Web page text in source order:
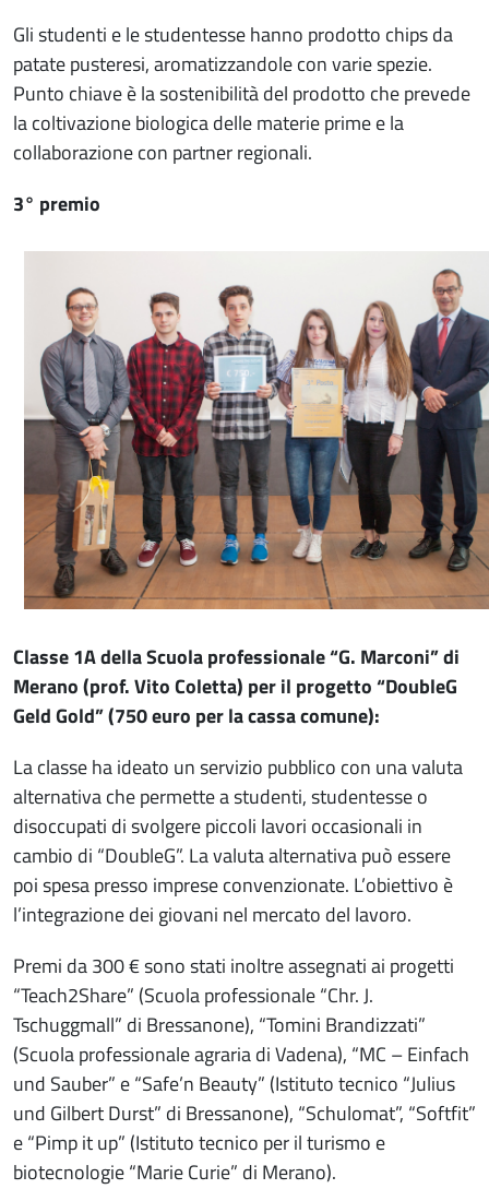
Gli studenti e le studentesse hanno prodotto chips da
patate pusteresi, aromatizzandole con varie spezie.
Punto chiave è la sostenibilità del prodotto che prevede
la coltivazione biologica delle materie prime e la
collaborazione con partner regionali.
3° premio
Classe 1A della Scuola professionale “G. Marconi” di
Merano (prof. Vito Coletta) per il progetto “DoubleG
Geld Gold” (750 euro per la cassa comune):
La classe ha ideato un servizio pubblico con una valuta
alternativa che permette a studenti, studentesse o
disoccupati di svolgere piccoli lavori occasionali in
cambio di “DoubleG”. La valuta alternativa può essere
poi spesapresso imprese convenzionate. L’obiettivo è
l’integrazione dei giovani nel mercato del lavoro.
Premi da 300 € sono stati inoltre assegnati ai progetti
“Teach2Share” (Scuola professionale “Chr. J.
Tschuggmall” di Bressanone), “Tomini Brandizzati”
(Scuola professionale agraria di Vadena), “MC – Einfach
und Sauber” e “Safe’n Beauty” (Istituto tecnico “Julius
und Gilbert Durst” di Bressanone), “Schulomat”, “Softfit”
e “Pimp it up” (Istituto tecnico per il turismo e
biotecnologie “Marie Curie” di Merano).